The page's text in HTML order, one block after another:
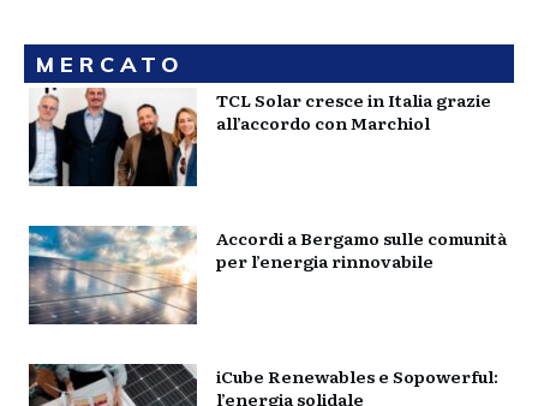
MERCATO
TCL Solar cresce in Italia grazie
all’accordo con Marchiol
Accordi a Bergamo sulle comunità
per l’energia rinnovabile
iCube Renewables e Sopowerful:
l’energia solidale